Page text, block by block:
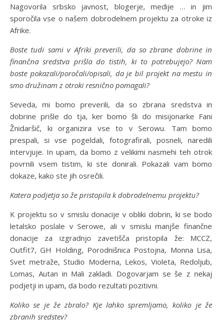
Nagovorila srbsko javnost, blogerje, medije … in jim
sporočila vse o našem dobrodelnem projektu za otroke iz
Afrike.
Boste tudi sami v Afriki preverili, da so zbrane dobrine in
finančna sredstva prišla do tistih, ki to potrebujejo? Nam
boste pokazali/poročali/opisali, da je bil projekt na mestu in
smo družinam z otroki resnično pomagali?
Seveda, mi bomo preverili, da so zbrana sredstva in
dobrine prišle do tja, ker bomo šli do misijonarke Fani
Žnidaršič, ki organizira vse to v Serowu. Tam bomo
prespali, si vse pogeldali, fotografirali, posneli, naredili
intervjuje. In upam, da bomo z velikimi nasmehi teh otrok
povrnili vsem tistim, ki ste donirali. Pokazali vam bomo
dokaze, kako ste jih osrečili.
Katera podjetja so že pristopila k dobrodelnemu projektu?
K projektu so v smislu donacije v obliki dobrin, ki se bodo
letalsko poslale v Serowe, ali v smislu manjše finančne
donacije za izgradnjo zavetišča pristopila že: MCCZ,
Outfit7, GH Holding, Porodnišnica Postojna, Monna Lisa,
Svet metraže, Studio Moderna, Lekos, Violeta, Redoljub,
Lomas, Autan in Mali zakladi. Dogovarjam se še z nekaj
podjetji in upam, da bodo rezultati pozitivni.
Koliko se je že zbralo? Kje lahko spremljamo, koliko je že
zbranih sredstev?